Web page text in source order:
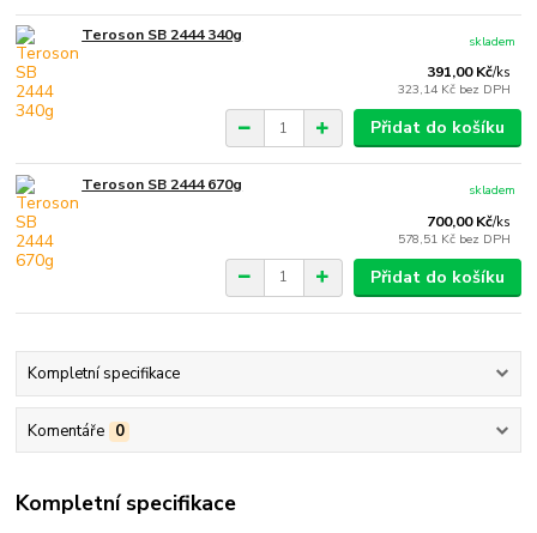
Teroson SB 2444 340g
391,00 Kč/ks
323,14 Kč bez DPH
skladem
Přidat do košíku
Teroson SB 2444 670g
700,00 Kč/ks
578,51 Kč bez DPH
skladem
Přidat do košíku
Kompletní specifikace
Komentáře 0
Kompletní specifikace